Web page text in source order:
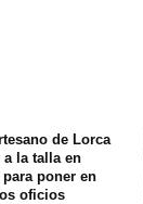
de Lorca
la talla en
poner en
oficios